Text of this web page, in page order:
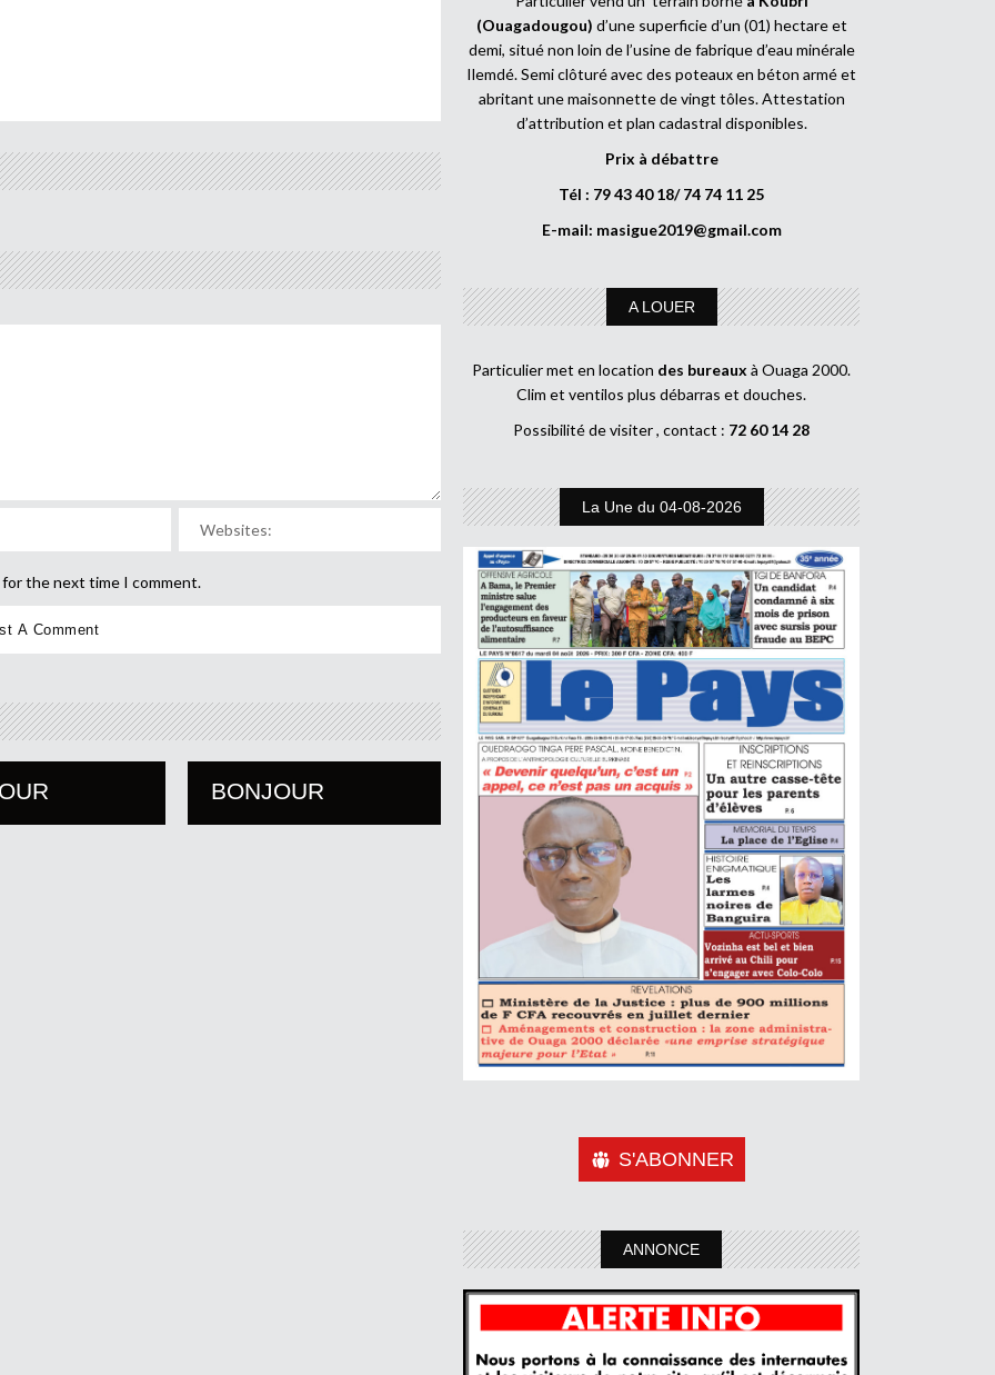
for the next time I comment.
BONJOUR
(Ouagadougou) d’une superficie d’un (01) hectare et
demi, situé non loin de l’usine de fabrique d’eau minérale
Ilemdé. Semi clôturé avec des poteaux en béton armé et
abritant une maisonnette de vingt tôles. Attestation
d’attribution et plan cadastral disponibles.
Prix à débattre
Tél : 79 43 40 18/ 74 74 11 25
E-mail: masigue2019@gmail.com
A LOUER
Particulier met en location des bureaux à Ouaga 2000.
Clim et ventilos plus débarras et douches.
Possibilité de visiter , contact : 72 60 14 28
La Une du 04-08-2026
S'ABONNER
ANNONCE